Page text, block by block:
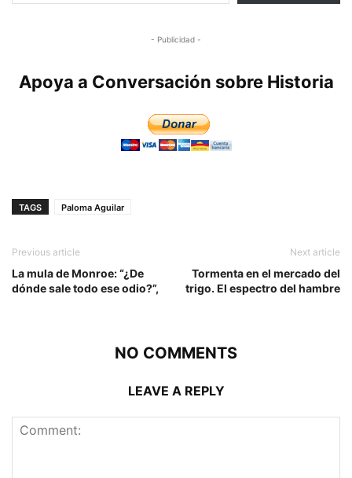
- Publicidad -
Apoya a Conversación sobre Historia
TAGS Paloma Aguilar
Previous article
La mula de Monroe: “¿De
dónde sale todo ese odio?”,
Next article
Tormenta en el mercado del
trigo. El espectro del hambre
NO COMMENTS
LEAVE A REPLY